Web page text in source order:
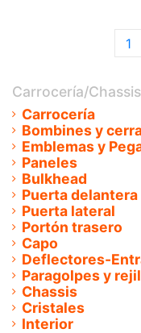
1
Carrocería/Chassis
Carrocería
Bombines y
Emblemas y
Paneles
Bulkhead
Puerta delantera
Puerta lateral
Portón trasero
Capo
Deflectores-
Paragolpes y
Chassis
Cristales
Interior